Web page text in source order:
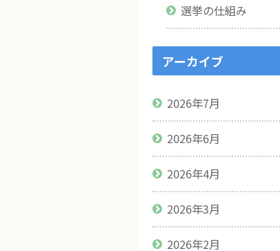
選挙の仕組み
アーカイブ
2026年7月
2026年6月
2026年4月
2026年3月
2026年2月